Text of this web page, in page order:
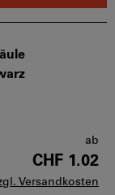
ab
CHF 1.02
Versandkosten